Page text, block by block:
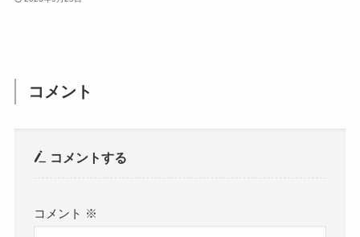
コメント
コメントする
コメント ※